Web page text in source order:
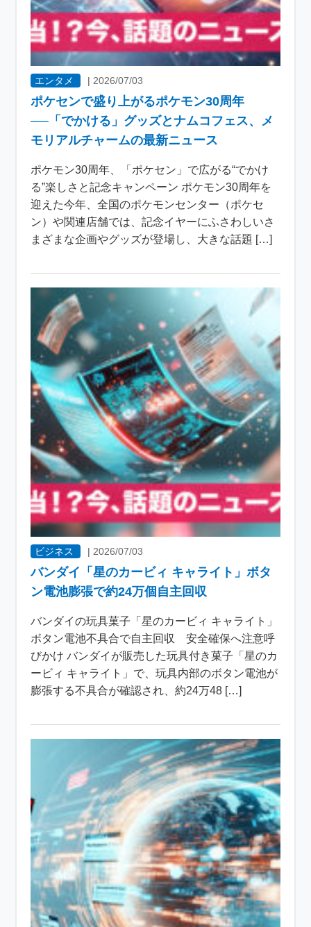
エンタメ | 2026/07/03
ポケセンで盛り上がるポケモン30周年
──「でかける」グッズとナムコフェス、メ
モリアルチャームの最新ニュース
ポケモン30周年、「ポケセン」で広がる“でかけ
る”楽しさと記念キャンペーン ポケモン30周年を
迎えた今年、全国のポケモンセンター（ポケセ
ン）や関連店舗では、記念イヤーにふさわしいさ
まざまな企画やグッズが登場し、大きな話題 […]
ビジネス |2026/07/03
バンダイ「星のカービィ キャライト」ボタ
ン電池膨張で約24万個自主回収
バンダイの玩具菓子「星のカービィ キャライト」
ボタン電池不具合で自主回収 安全確保へ注意呼
びかけ バンダイが販売した玩具付き菓子「星のカ
ービィ キャライト」で、玩具内部のボタン電池が
膨張する不具合が確認され、約24万48 […]